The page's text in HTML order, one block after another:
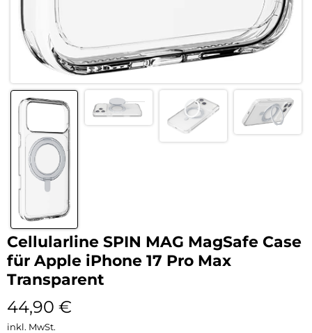
Cellularline SPIN MAG MagSafe Case
für Apple iPhone 17 Pro Max
Transparent
44,90 €
inkl. MwSt.